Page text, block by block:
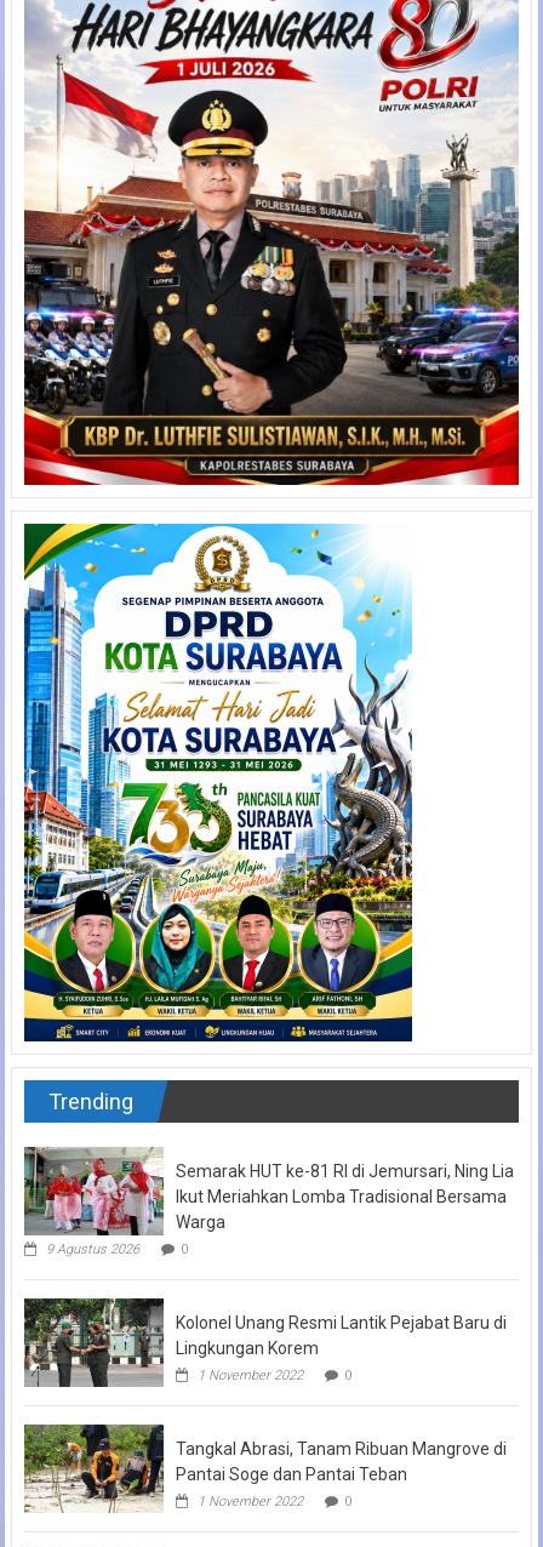
Trending
Semarak HUT ke-81 RI di Jemursari, Ning Lia
Ikut Meriahkan Lomba Tradisional Bersama
Warga
9 Agustus 2026 0
Kolonel Unang Resmi Lantik Pejabat Baru di
Lingkungan Korem
1 November 2022 0
Tangkal Abrasi, Tanam Ribuan Mangrove di
Pantai Soge dan Pantai Teban
1 November 2022 0